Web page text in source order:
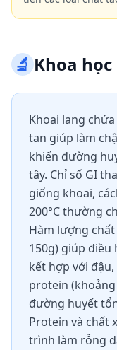
🔬Khoa
Khoai lang
tan giúp làm
khiến đường
tây. Chỉ số GI
giống khoai,
200°C thường
Hàm lượng
150g) giúp
kết hợp với
protein
đường huyết
Protein và chất
trình làm rỗng